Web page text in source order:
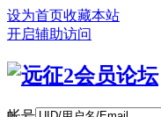
设为首页收藏本站
开启辅助访问